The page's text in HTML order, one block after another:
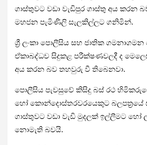
ගාස්තුවට වඩා වැඩිපුර ගාස්තු අය කරන
මහජන පැමිණිලි සැලකිල්ලට ගනිමින්.
ශ්‍රී ලංකා පොලීසිය සහ ජාතික
ඒකාබද්ධව සිදුකළ පරීක්ෂණවලදී ද
අය කරන බව තහවුරු වී තිබෙනවා.
පොලීසිය පැවසුවේ කිසිදු බස් රථ
හෝ කොන්දොස්තරවරයෙකුට බලපත්‍රයේ
ගාස්තුවට වඩා වැඩි මුදලක් ඉල්ලීමට හෝ
නොමැති බවයි.